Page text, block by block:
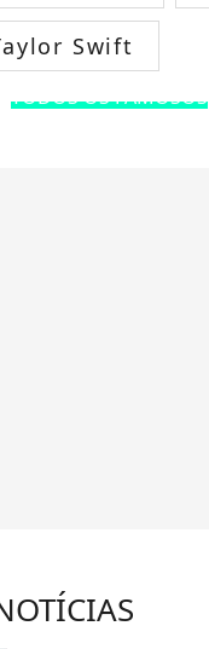
Swift
TODOS OS FAMOSOS